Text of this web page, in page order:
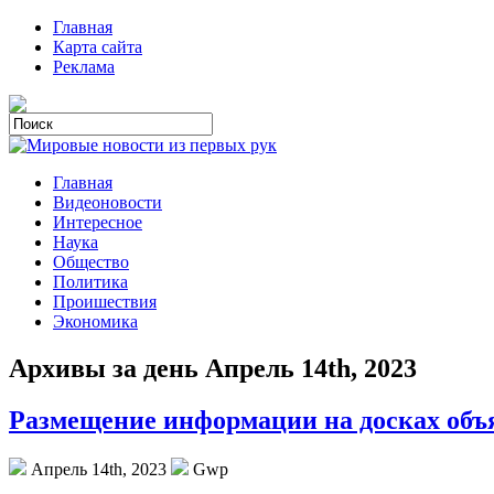
Главная
Карта сайта
Реклама
Главная
Видеоновости
Интересное
Наука
Общество
Политика
Проишествия
Экономика
Архивы за день Апрель 14th, 2023
Размещение информации на досках
Апрель 14th, 2023
Gwp